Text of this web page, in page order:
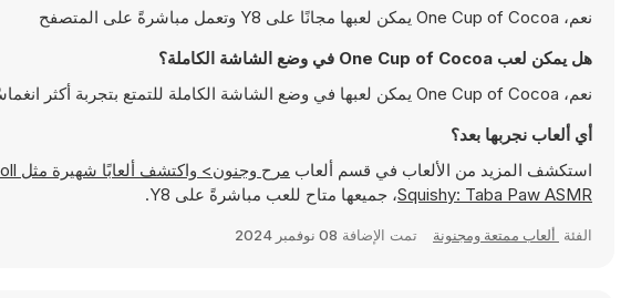
نعم، One Cup of Cocoa يمكن لعبها مجانًا على Y8 وتعمل مباشرةً على المتصفح
هل يمكن لعب One Cup of Cocoa في وضع الشاشة الكاملة؟
نعم، One Cup of Cocoa يمكن لعبها في وضع الشاشة الكاملة للتمتع بتجربة أكثر انغماسًا
أي ألعاب نجربها بعد؟
استكشف المزيد من الألعاب في قسم ألعاب مرح وجنون> واكتشف ألعابًا شهيرة مثل
Squishy: Taba Paw ASMR، جميعها متاح للعب مباشرةً على Y8.
الفئة ألعاب ممتعة ومجنونة تمت الإضافة 08 نوفمبر 2024